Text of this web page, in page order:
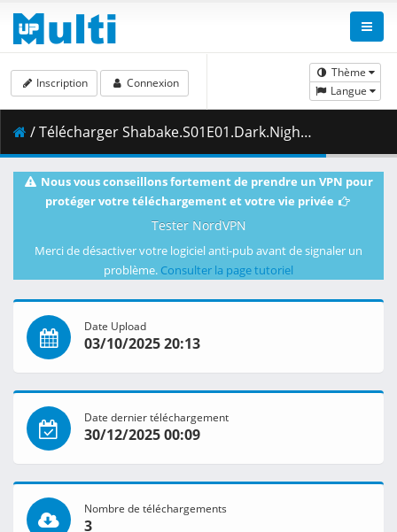
Thème
Langue
Inscription Connexion
/ Télécharger Shabake.S01E01.Dark.Night.1080p.CR.WEB-DL.JPN.AAC2.0.H.264.MSubs-ToonsHub.mkv.001 ( 445.81 MB )
Nous vous conseillons fortement de prendre un VPN pour
protéger votre téléchargement et votre vie privée
Tester NordVPN
Merci de désactiver votre logiciel anti-pub avant de signaler un
problème. Consulter la page tutoriel
Date Upload
03/10/2025 20:13
Date dernier téléchargement
30/12/2025 00:09
Nombre de téléchargements
3